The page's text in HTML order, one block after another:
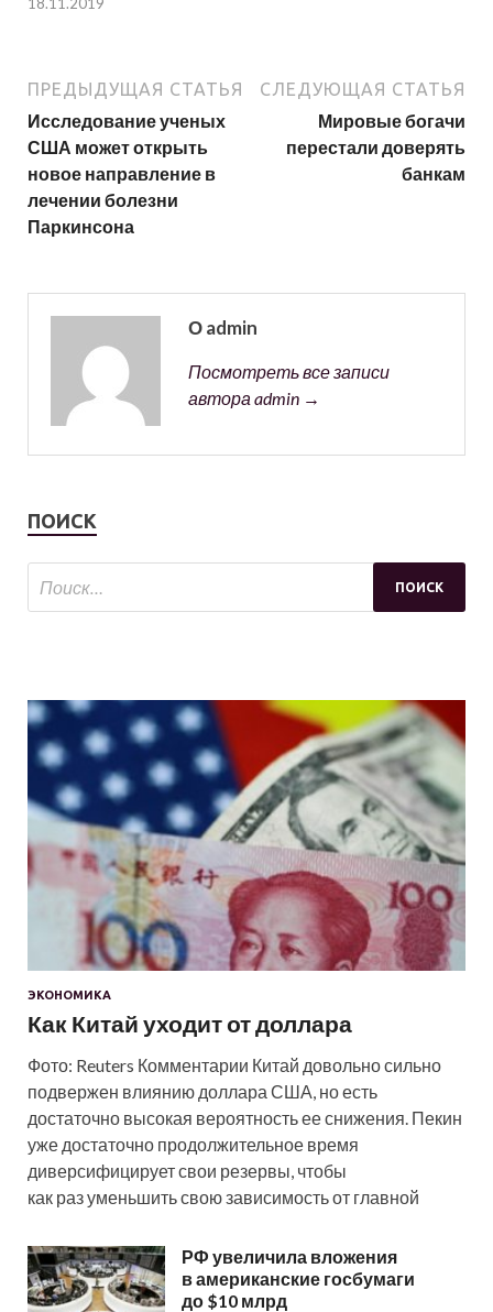
ПРЕДЫДУЩАЯ СТАТЬЯ
Исследование ученых
США может открыть
новое направление в
лечении болезни
Паркинсона
СЛЕДУЮЩАЯ СТАТЬЯ
Мировые богачи
перестали доверять
банкам
О admin
Посмотреть все записи
автора admin →
ПОИСК
ЭКОНОМИКА
Как Китай уходит от доллара
Фото: Reuters Комментарии Китай довольно сильно
подвержен влиянию доллара США, но есть
достаточно высокая вероятность ее снижения. Пекин
уже достаточно продолжительное время
диверсифицирует свои резервы, чтобы
как раз уменьшить свою зависимость от главной
РФ увеличила вложения
в американские госбумаги
до $10 млрд